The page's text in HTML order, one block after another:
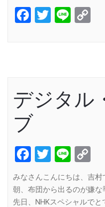
Facebook
Twitter
Line
デジタル
ブ
Facebook
Twitter
Line
みなさんこんにちは、吉村
朝、布団から出るのが嫌な
先日、NHKスペシャルでと